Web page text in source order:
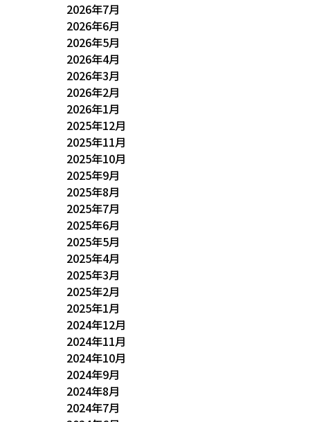
2026年7月
2026年6月
2026年5月
2026年4月
2026年3月
2026年2月
2026年1月
2025年12月
2025年11月
2025年10月
2025年9月
2025年8月
2025年7月
2025年6月
2025年5月
2025年4月
2025年3月
2025年2月
2025年1月
2024年12月
2024年11月
2024年10月
2024年9月
2024年8月
2024年7月